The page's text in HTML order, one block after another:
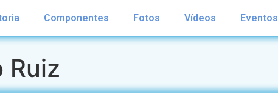
Componentes Fotos Vídeos Eventos
Ruiz